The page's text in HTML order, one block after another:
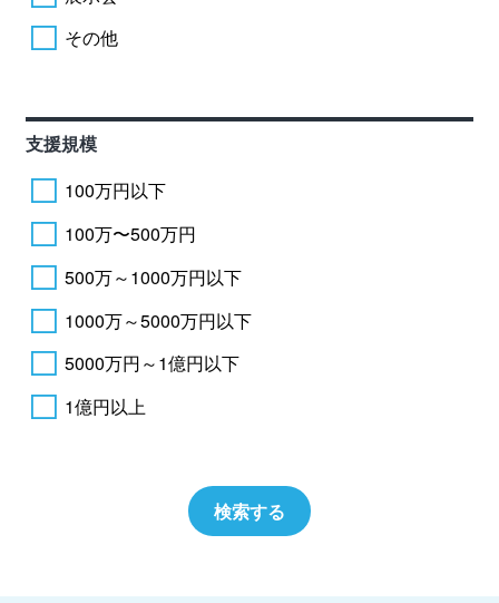
その他
支援規模
100万円以下
100万〜500万円
500万～1000万円以下
1000万～5000万円以下
5000万円～1億円以下
1億円以上